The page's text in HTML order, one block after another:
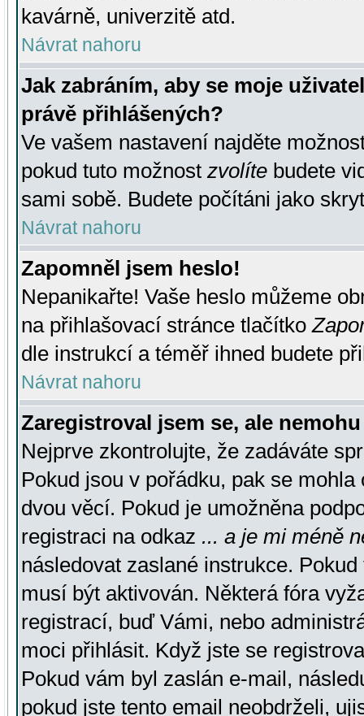
kavárně, univerzitě atd.
Návrat nahoru
Jak zabráním, aby se moje
právě přihlášených?
Ve vašem nastavení najděte
pokud tuto možnost zvolíte budete
sami sobě. Budete počítáni jako
Návrat nahoru
Zapomněl jsem heslo!
Nepanikařte! Vaše heslo můžeme
na přihlašovací stránce tlačítko
dle instrukcí a téměř ihned budete
Návrat nahoru
Zaregistroval jsem se, ale
Nejprve zkontrolujte, že zadáváte
Pokud jsou v pořádku, pak se
dvou věcí. Pokud je umožněna
registraci na odkaz ... a je mi méně
následovat zaslané instrukce.
musí být aktivován. Některá fóra
registrací, buď Vámi, nebo
moci přihlásit. Když jste se
Pokud vám byl zaslán e-mail,
pokud jste tento email neobdrželi,